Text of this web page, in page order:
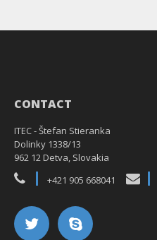
CONTACT
ITEC - Štefan Stieranka
Dolinky 1338/13
962 12 Detva, Slovakia
+421 905 668041